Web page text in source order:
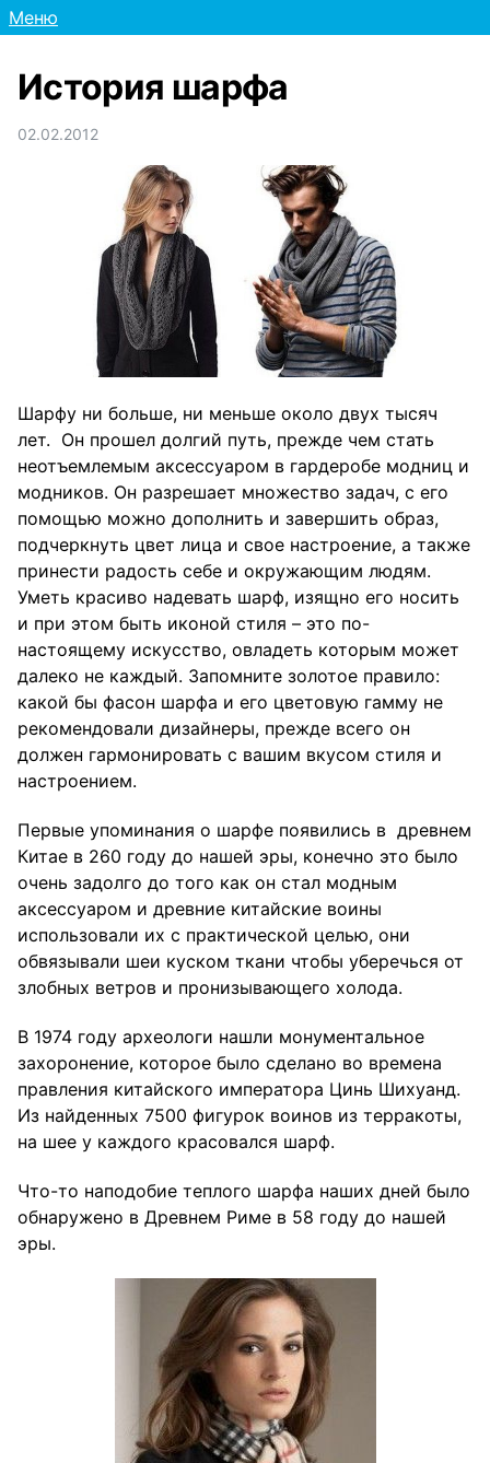
Меню
История шарфа
02.02.2012
Шарфу ни больше, ни меньше около двух тысяч
лет. Он прошел долгий путь, прежде чем стать
неотъемлемым аксессуаром в гардеробе модниц и
модников. Он разрешает множество задач, с его
помощью можно дополнить и завершить образ,
подчеркнуть цвет лица и свое настроение, а также
принести радость себе и окружающим людям.
Уметь красиво надевать шарф, изящно его носить
и при этом быть иконой стиля – это по-
настоящему искусство, овладеть которым может
далеко не каждый. Запомните золотое правило:
какой бы фасон шарфа и его цветовую гамму не
рекомендовали дизайнеры, прежде всего он
должен гармонировать с вашим вкусом стиля и
настроением.
Первые упоминания о шарфе появились в древнем
Китае в 260 году до нашей эры, конечно это было
очень задолго до того как он стал модным
аксессуаром и древние китайские воины
использовали их с практической целью, они
обвязывали шеи куском ткани чтобы уберечься от
злобных ветров и пронизывающего холода.
В 1974 году археологи нашли монументальное
захоронение, которое было сделано во времена
правления китайского императора Цинь Шихуанд.
Из найденных 7500 фигурок воинов из терракоты,
на шее у каждого красовался шарф.
Что-то наподобие теплого шарфа наших дней было
обнаружено в Древнем Риме в 58 году до нашей
эры.